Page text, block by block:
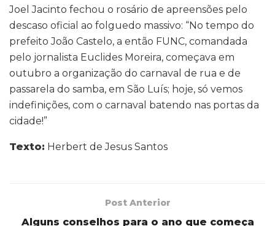
Joel Jacinto fechou o rosário de apreensões pelo
descaso oficial ao folguedo massivo: “No tempo do
prefeito João Castelo, a então FUNC, comandada
pelo jornalista Euclides Moreira, começava em
outubro a organização do carnaval de rua e de
passarela do samba, em São Luís; hoje, só vemos
indefinições, com o carnaval batendo nas portas da
cidade!”
Texto: Herbert de Jesus Santos
Post Anterior
Alguns conselhos para o ano que começa